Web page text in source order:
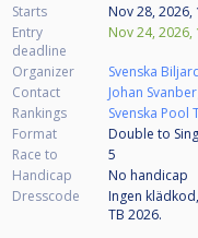
Starts
Nov 28, 2026,
Entry
deadline
Nov 24, 2026,
Organizer Svenska
Contact
Johan
Rankings
Svenska Pool
Format
Double to
Race to
5
Handicap
No handicap
Dresscode
Ingen
TB 2026.